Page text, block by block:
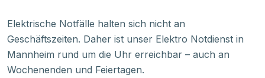
Elektrische Notfälle halten sich nicht an
Geschäftszeiten. Daher ist unser Elektro Notdienst in
Mannheim rund um die Uhr erreichbar – auch an
Wochenenden und Feiertagen.